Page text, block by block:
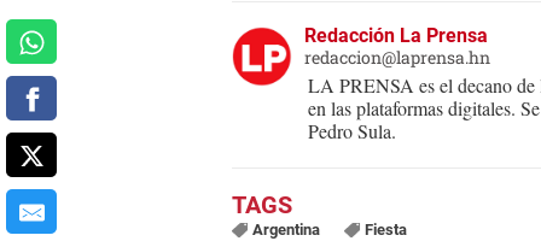
Redacción La Prensa
redaccion@laprensa.hn
LA PRENSA es el decano de
en las plataformas digitales.
Pedro Sula.
Argentina Fiesta